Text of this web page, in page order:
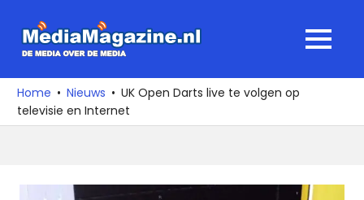
naar
media
over
de
MENU
Home Nieuws
UK Open Darts live te volgen op
televisie en Internet